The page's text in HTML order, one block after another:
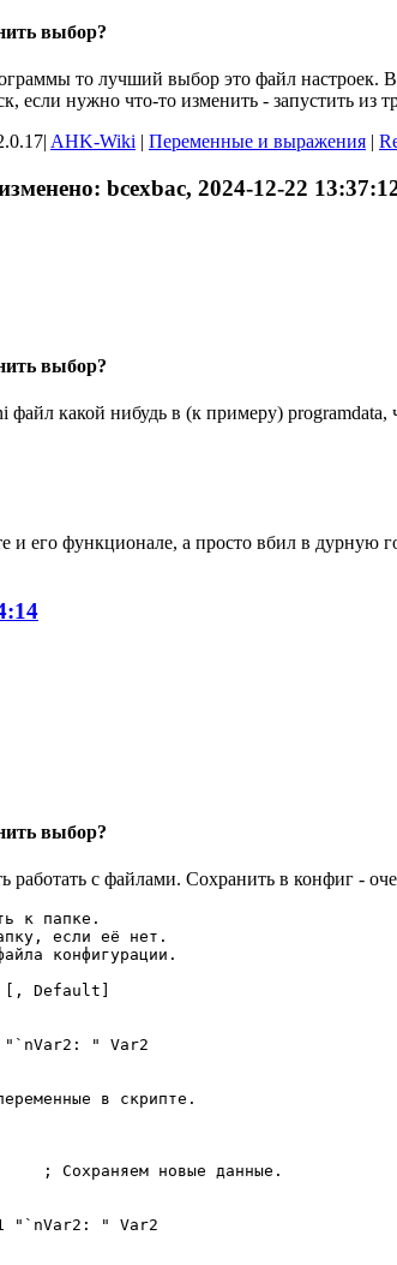
выбор?
то лучший выбор это файл
если нужно что-то изменить - запустить из
AHK-Wiki | Переменные и выражения |
bcexbac, 2024-12-22
выбор?
файл какой нибудь в (к примеру)
и его функционале, а просто вбил в
выбор?
с файлами. Сохранить в конфиг -
[, Default]
"`nVar2: " Var2
"`nVar2: " Var2